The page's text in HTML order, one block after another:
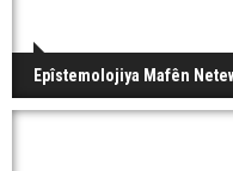
Epîstemolojiya Mafên